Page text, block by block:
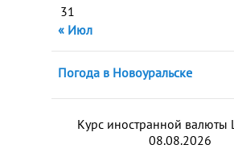
31
« Июл
Погода в Новоуральске
Курс иностранной
08.08.2026